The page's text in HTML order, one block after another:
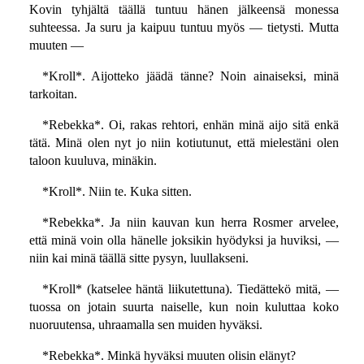
Kovin tyhjältä täällä tuntuu hänen jälkeensä monessa
suhteessa. Ja suru ja kaipuu tuntuu myös — tietysti. Mutta
muuten —
*Kroll*. Aijotteko jäädä tänne? Noin ainaiseksi, minä
tarkoitan.
*Rebekka*. Oi, rakas rehtori, enhän minä aijo sitä enkä
tätä. Minä olen nyt jo niin kotiutunut, että mielestäni olen
taloon kuuluva, minäkin.
*Kroll*. Niin te. Kuka sitten.
*Rebekka*. Ja niin kauvan kun herra Rosmer arvelee,
että minä voin olla hänelle joksikin hyödyksi ja huviksi, —
niin kai minä täällä sitte pysyn, luullakseni.
*Kroll* (katselee häntä liikutettuna). Tiedättekö mitä, —
tuossa on jotain suurta naiselle, kun noin kuluttaa koko
nuoruutensa, uhraamalla sen muiden hyväksi.
*Rebekka*. Minkä hyväksi muuten olisin elänyt?